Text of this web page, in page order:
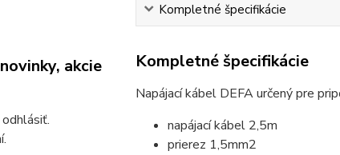
akcie
Kompletné špecifikácie
Kompletné špecifikácie
Napájací kábel DEFA určený pre
napájací kábel 2,5m
prierez 1,5mm2